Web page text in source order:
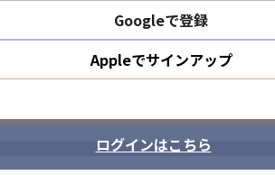
Googleで登録
Appleでサインアップ
ログインはこちら